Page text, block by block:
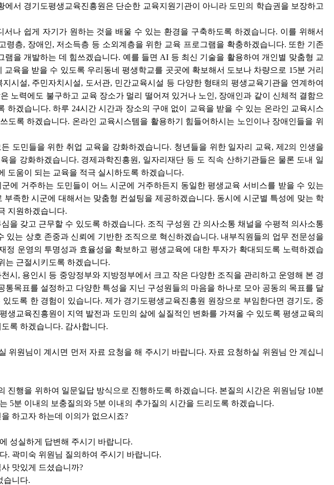
서 경기도평생교육진흥원은 단순한 교육지원기관이 아니라 도민의 학습권을 보장하고
나 쉽게 자기가 원하는 것을 배울 수 있는 환경을 구축하도록 하겠습니다. 이를 위해서
층, 장애인, 저소득층 등 소외계층을 위한 교육 프로그램을 확충하겠습니다. 또한 기존
을 개발하는 데 힘쓰겠습니다. 예를 들면 AI 등 최신 기술을 활용하여 개인별 맞춤형 교
육을 받을 수 있도록 우리동네 평생학교를 곳곳에 확보해서 도보나 차량으로 15분 거리
시설, 주민자치시설, 도서관, 민간교육시설 등 다양한 형태의 평생교육기관을 연계하여
노력에도 불구하고 교육 장소가 멀리 떨어져 있거나 노인, 장애인과 같이 신체적 결함으
하겠습니다. 하루 24시간 시간과 장소의 구애 없이 교육을 받을 수 있는 온라인 교육시스
도록 하겠습니다. 온라인 교육시스템을 활용하기 힘들어하시는 노인이나 장애인들을 위
도민들을 위한 취업 교육을 강화하겠습니다. 청년들을 위한 일자리 교육, 제2의 인생을
을 강화하겠습니다. 경제과학진흥원, 일자리재단 등 도 직속 산하기관들은 물론 도내 일
도움이 되는 교육을 적극 실시하도록 하겠습니다.
에 거주하는 도민들이 어느 시군에 거주하든지 동일한 평생교육 서비스를 받을 수 있는
족한 시군에 대해서는 맞춤형 컨설팅을 제공하겠습니다. 동시에 시군별 특성에 맞는 학
지원하겠습니다.
을 갖고 근무할 수 있도록 하겠습니다. 조직 구성원 간 의사소통 채널을 수평적 의사소통
는 상호 존중과 신뢰에 기반한 조직으로 혁신하겠습니다. 내부직원들의 업무 전문성을
운영의 투명성과 효율성을 확보하고 평생교육에 대한 투자가 확대되도록 노력하겠습
는 근절시키도록 하겠습니다.
시, 용인시 등 중앙정부와 지방정부에서 크고 작은 다양한 조직을 관리하고 운영해 본 경
목표를 설정하고 다양한 특성을 지닌 구성원들의 마음을 하나로 모아 공동의 목표를 달
도록 한 경험이 있습니다. 제가 경기도평생교육진흥원 원장으로 부임한다면 경기도, 중
생교육진흥원이 지역 발전과 도민의 삶에 실질적인 변화를 가져올 수 있도록 평생교육의
록 하겠습니다. 감사합니다.
위원님이 계시면 먼저 자료 요청을 해 주시기 바랍니다. 자료 요청하실 위원님 안 계십니
진행을 위하여 일문일답 방식으로 진행하도록 하겠습니다. 본질의 시간은 위원님당 10분
5분 이내의 보충질의와 5분 이내의 추가질의 시간을 드리도록 하겠습니다.
하고자 하는데 이의가 없으시죠?
성실하게 답변해 주시기 바랍니다.
. 곽미숙 위원님 질의하여 주시기 바랍니다.
맛있게 드셨습니까?
습니다.